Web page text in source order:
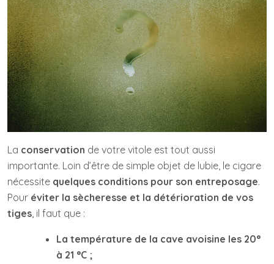
La conservation de votre vitole est tout aussi
importante. Loin d’être de simple objet de lubie, le cigare
nécessite quelques conditions pour son entreposage.
Pour éviter la sècheresse et la détérioration de vos
tiges, il faut que :
La température de la cave avoisine les 20°
à 21 °C ;